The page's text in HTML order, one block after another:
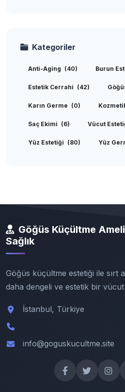
Kategoriler
Anti-Aging (40) Burun
Estetik Cerrahi (42)
Karın Germe (0)
Saç Ekimi (6) Vücut
Yüz Estetiği (80) Yüz
Göğüs Küçültme
Sağlık
Göğüs küçültme estetiği ile sırt
daha dengeli ve estetik bir
İstanbul, Türkiye
info@goguskucultme.site